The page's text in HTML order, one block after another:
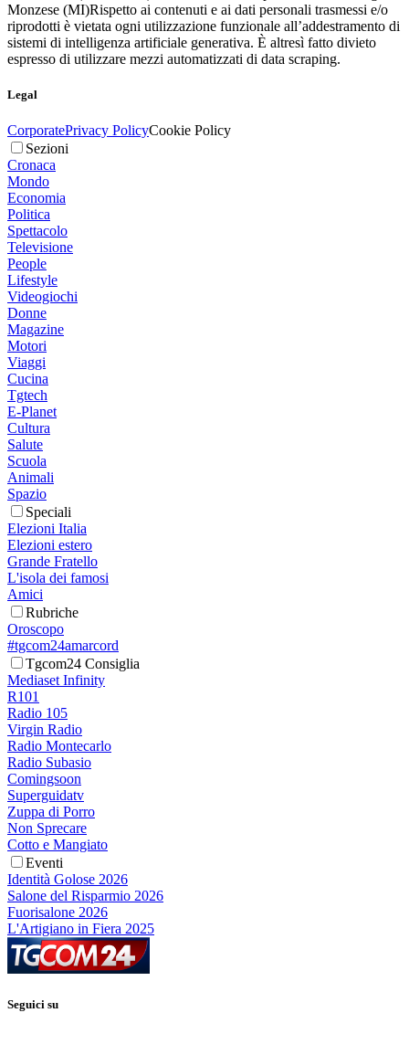
Monzese (MI)Rispetto ai contenuti e ai dati personali trasmessi e/o
riprodotti è vietata ogni utilizzazione funzionale all’addestramento di
sistemi di intelligenza artificiale generativa. È altresì fatto divieto
espresso di utilizzare mezzi automatizzati di data scraping.
Legal
CorporatePrivacy PolicyCookie Policy
Sezioni
Cronaca
Mondo
Economia
Politica
Spettacolo
Televisione
People
Lifestyle
Videogiochi
Donne
Magazine
Motori
Viaggi
Cucina
Tgtech
E-Planet
Cultura
Salute
Scuola
Animali
Spazio
Speciali
Elezioni Italia
Elezioni estero
Grande Fratello
L'isola dei famosi
Amici
Rubriche
Oroscopo
#tgcom24amarcord
Tgcom24 Consiglia
Mediaset Infinity
R101
Radio 105
Virgin Radio
Radio Montecarlo
Radio Subasio
Comingsoon
Superguidatv
Zuppa di Porro
Non Sprecare
Cotto e Mangiato
Eventi
Identità Golose 2026
Salone del Risparmio 2026
Fuorisalone 2026
L'Artigiano in Fiera 2025
Seguici su